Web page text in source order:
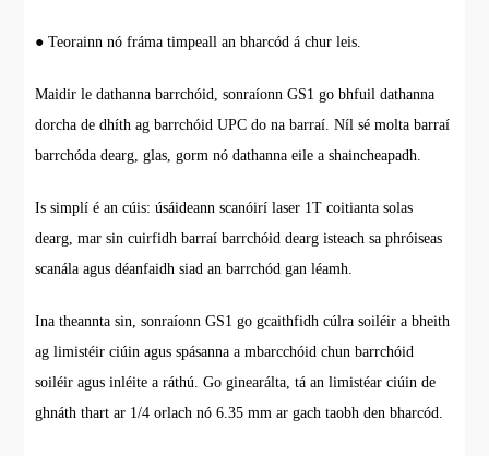
● Teorainn nó fráma timpeall an bharcód á chur leis.
Maidir le dathanna barrchóid, sonraíonn GS1 go bhfuil dathanna
dorcha de dhíth ag barrchóid UPC do na barraí. Níl sé molta barraí
barrchóda dearg, glas, gorm nó dathanna eile a shaincheapadh.
Is simplí é an cúis: úsáideann scanóirí laser 1T coitianta solas
dearg, mar sin cuirfidh barraí barrchóid dearg isteach sa phróiseas
scanála agus déanfaidh siad an barrchód gan léamh.
Ina theannta sin, sonraíonn GS1 go gcaithfidh cúlra soiléir a bheith
ag limistéir ciúin agus spásanna a mbarcchóid chun barrchóid
soiléir agus inléite a ráthú. Go ginearálta, tá an limistéar ciúin de
ghnáth thart ar 1/4 orlach nó 6.35 mm ar gach taobh den bharcód.